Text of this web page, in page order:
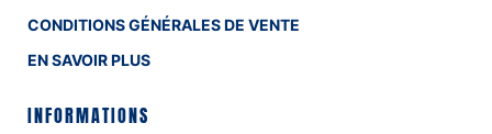
CONDITIONS GÉNÉRALES DE VENTE
EN SAVOIR PLUS
INFORMATIONS